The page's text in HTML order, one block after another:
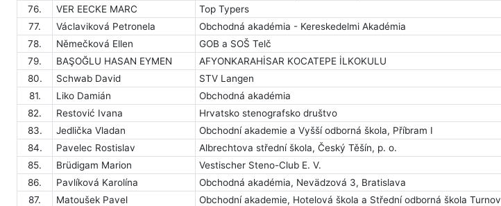
76.
VER EECKE MARC Top Typers
77.
Václaviková Petronela Obchodná akadémia - Kereskedelmi Akadémia
78.
Němečková Ellen GOB a SOŠ Telč
79.
BAŞOĞLU HASAN EYMEN AFYONKARAHİSAR KOCATEPE İLKOKULU
80.
Schwab David STV Langen
81.
Liko Damián Obchodná akadémia
82.
Restović Ivana Hrvatsko stenografsko društvo
83.
Jedlička Vladan Obchodní akademie a Vyšší odborná škola, Příbram I
84.
Pavelec Rostislav Albrechtova střední škola, Český Těšín, p. o.
85.
Brüdigam Marion Vestischer Steno-Club E. V.
86.
Pavlíková Karolína Obchodná akadémia, Nevädzová 3, Bratislava
87.
Matoušek Pavel Obchodní akademie, Hotelová škola a Střední odborná škola Turnov